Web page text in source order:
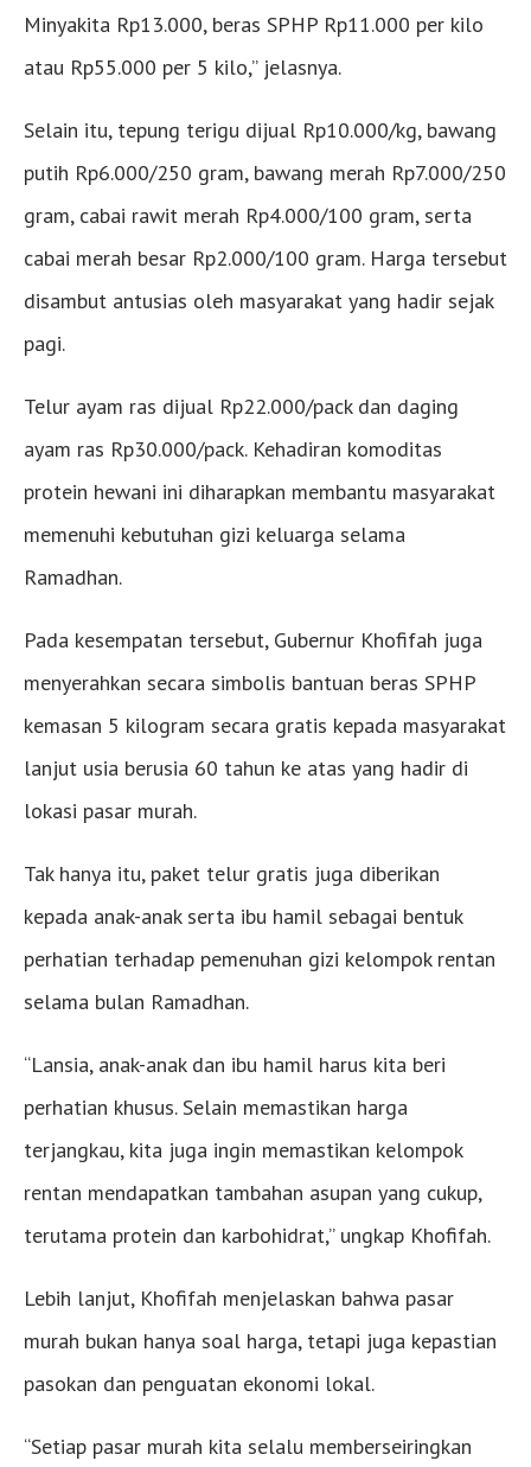
Minyakita Rp13.000, beras SPHP Rp11.000 per kilo
atau Rp55.000 per 5 kilo,” jelasnya.
Selain itu, tepung terigu dijual Rp10.000/kg, bawang
putih Rp6.000/250 gram, bawang merah Rp7.000/250
gram, cabai rawit merah Rp4.000/100 gram, serta
cabai merah besar Rp2.000/100 gram. Harga tersebut
disambut antusias oleh masyarakat yang hadir sejak
pagi.
Telur ayam ras dijual Rp22.000/pack dan daging
ayam ras Rp30.000/pack. Kehadiran komoditas
protein hewani ini diharapkan membantu masyarakat
memenuhi kebutuhan gizi keluarga selama
Ramadhan.
Pada kesempatan tersebut, Gubernur Khofifah juga
menyerahkan secara simbolis bantuan beras SPHP
kemasan 5 kilogram secara gratis kepada masyarakat
lanjut usia berusia 60 tahun ke atas yang hadir di
lokasi pasar murah.
Tak hanya itu, paket telur gratis juga diberikan
kepada anak-anak serta ibu hamil sebagai bentuk
perhatian terhadap pemenuhan gizi kelompok rentan
selama bulan Ramadhan.
“Lansia, anak-anak dan ibu hamil harus kita beri
perhatian khusus. Selain memastikan harga
terjangkau, kita juga ingin memastikan kelompok
rentan mendapatkan tambahan asupan yang cukup,
terutama protein dan karbohidrat,” ungkap Khofifah.
Lebih lanjut, Khofifah menjelaskan bahwa pasar
murah bukan hanya soal harga, tetapi juga kepastian
pasokan dan penguatan ekonomi lokal.
“Setiap pasar murah kita selalu memberseiringkan